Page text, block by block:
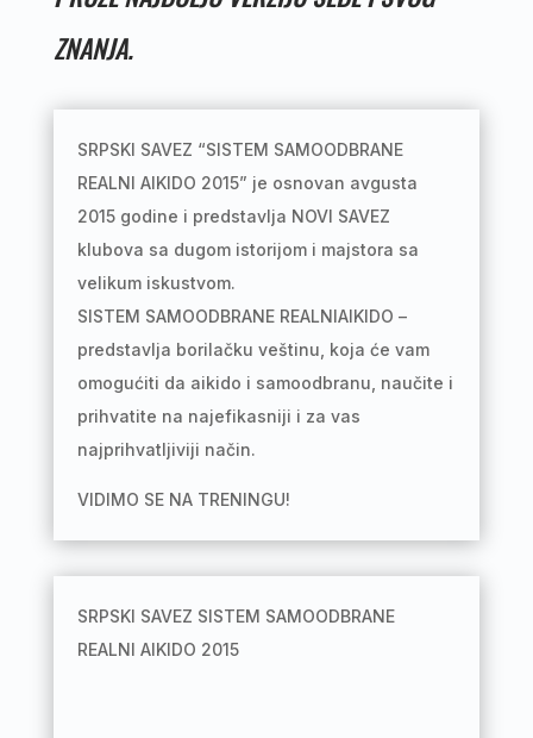
ZNANJA.
SRPSKI SAVEZ “SISTEM SAMOODBRANE
REALNI AIKIDO 2015” je osnovan avgusta
2015 godine i predstavlja NOVI SAVEZ
klubova sa dugom istorijom i majstora sa
velikum iskustvom.
SISTEM SAMOODBRANE REALNIAIKIDO –
predstavlja borilačku veštinu, koja će vam
omogućiti da aikido i samoodbranu, naučite i
prihvatite na najefikasniji i za vas
najprihvatljiviji način.
VIDIMO SE NA TRENINGU!
SRPSKI SAVEZ SISTEM SAMOODBRANE
REALNI AIKIDO 2015